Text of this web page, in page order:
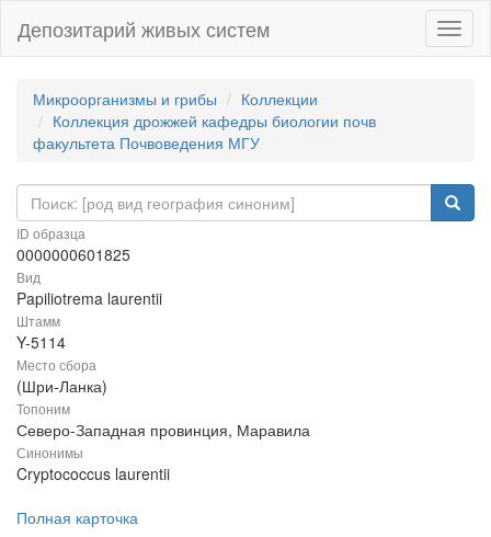
Депозитарий живых систем
Микроорганизмы и грибы
Коллекции
Коллекция дрожжей кафедры биологии почв
факультета Почвоведения МГУ
ID образца
0000000601825
Вид
Papiliotrema laurentii
Штамм
Y-5114
Место сбора
(Шри-Ланка)
Топоним
Северо-Западная провинция, Маравила
Синонимы
Cryptococcus laurentii
Полная карточка